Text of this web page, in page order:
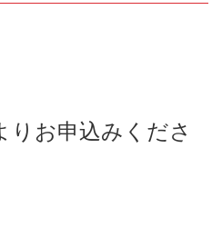
りお申込みくださ